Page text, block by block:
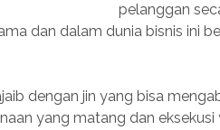
pelanggan
dan dalam dunia bisnis ini
dengan jin yang bisa
yang matang dan eksekusi